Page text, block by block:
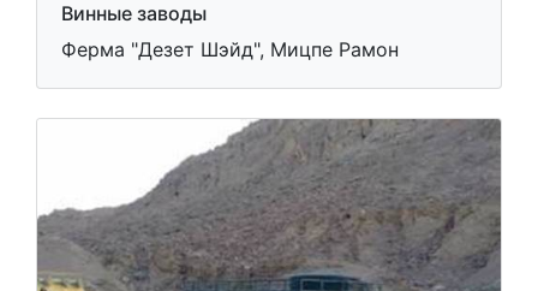
Винные заводы
Ферма "Дезет Шэйд", Мицпе Рамон